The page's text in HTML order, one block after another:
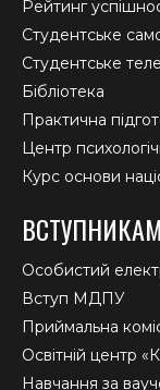
Рейтинг
Студентське
Студентське
Бібліотека
Практична
Центр
Курс основи
ВСТУПНИКАМ
Особистий
Вступ МДПУ
Приймальна
Освітній центр
Навчання за